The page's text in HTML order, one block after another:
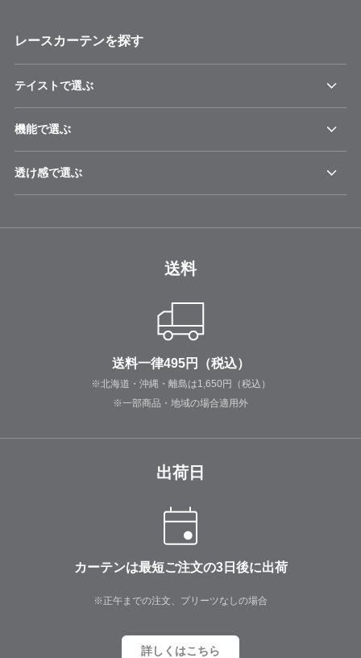
レースカーテンを探す
テイストで選ぶ
機能で選ぶ
透け感で選ぶ
送料
送料一律495円（税込）
※北海道・沖縄・離島は1,650円（税込）
※一部商品・地域の場合適用外
出荷日
カーテンは最短ご注文の3日後に出荷
※正午までの注文、プリーツなしの場合
詳しくはこちら